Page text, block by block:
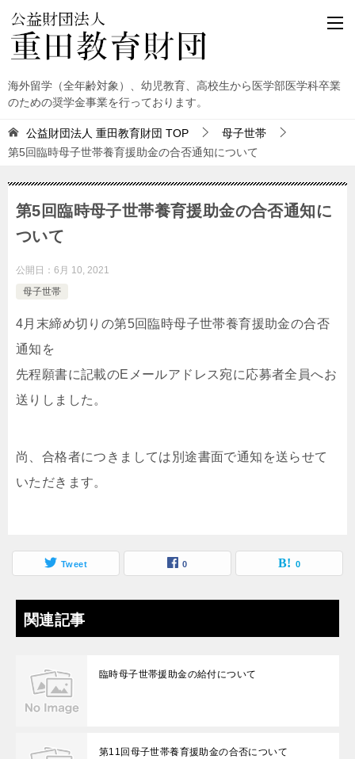
海外留学（全年齢対象）、幼児教育、高校生から医学部医学科卒業
のための奨学金事業を行っております。
公益財団法人 重田教育財団 TOP
母子世帯
第5回臨時母子世帯養育援助金の合否通知について
第5回臨時母子世帯養育援助金の合否通知に
ついて
公開日： 6月 10, 2021
母子世帯
4月末締め切りの第5回臨時母子世帯養育援助金の合否
通知を
先程願書に記載のEメールアドレス宛に応募者全員へお
送りしました。
尚、合格者につきましては別途書面で通知を送らせて
いただきます。
Tweet 0 0
関連記事
臨時母子世帯援助金の給付について
第11回母子世帯養育援助金の合否について